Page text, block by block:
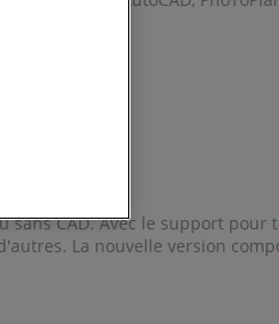
CAD. Avec le support pour
La nouvelle version